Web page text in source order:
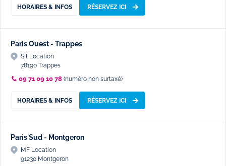
HORAIRES & INFOS RÉSERVEZ ICI
Paris Ouest - Trappes
Sit Location
78190 Trappes
09 71 09 10 78 (numéro non surtaxé)
HORAIRES & INFOS RÉSERVEZ ICI
Paris Sud - Montgeron
MF Location
91230 Montgeron